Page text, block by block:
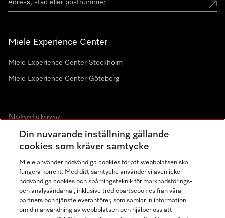
Miele Experience Center
Miele Experience Center Stockholm
Miele Experience Center Göteborg
Nyhetsbrev
Gå med i vår gemenskap
Din nuvarande inställning gällande
cookies som kräver samtycke
Miele använder nödvändiga cookies för att webbplatsen ska
fungera korrekt. Med ditt samtycke använder vi även icke-
nödvändiga cookies och spårningsteknik för marknadsförings-
och analysändamål, inklusive tredjepartscookies från våra
partners och tjänsteleverantörer, som samlar in information
om din användning av webbplatsen och hjälper oss att